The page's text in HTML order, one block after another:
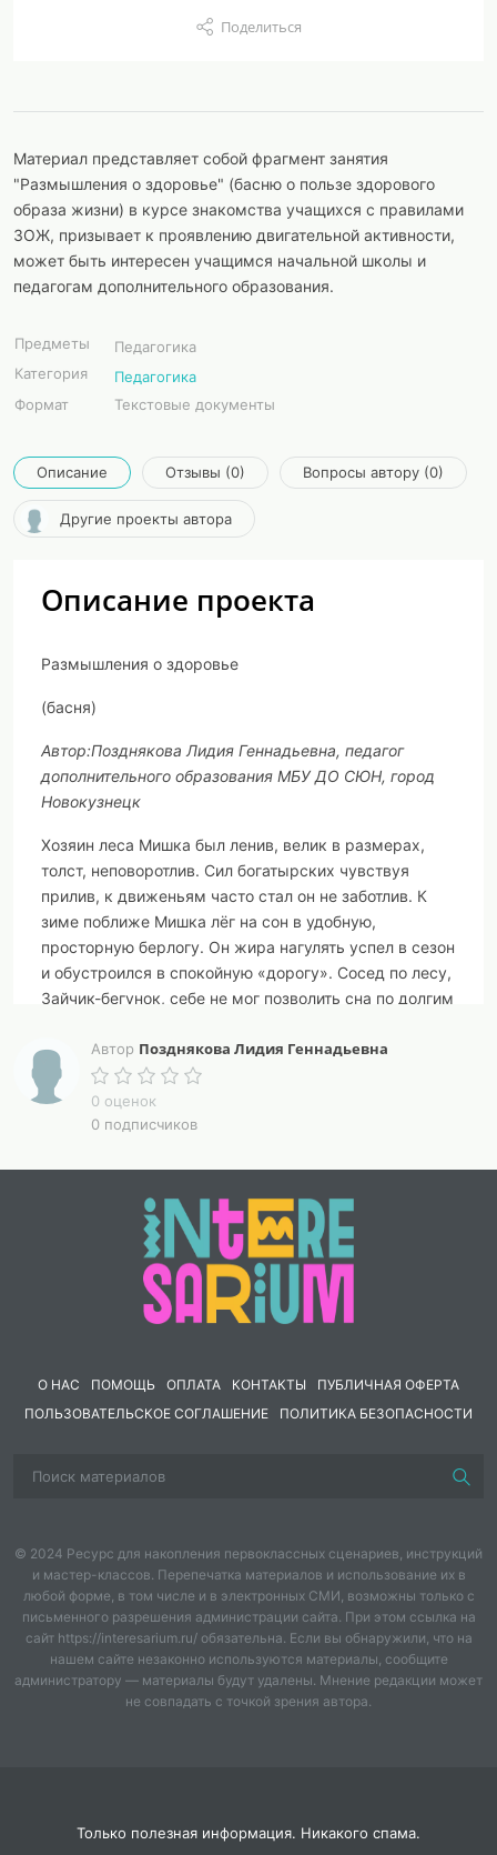
Поделиться
Материал представляет собой фрагмент занятия
"Размышления о здоровье" (басню о пользе здорового
образа жизни) в курсе знакомства учащихся с правилами
ЗОЖ, призывает к проявлению двигательной активности,
может быть интересен учащимся начальной школы и
педагогам дополнительного образования.
Предметы
Педагогика
Категория
Педагогика
Формат
Текстовые документы
Описание Отзывы (0) Вопросы автору (0)
Другие проекты автора
Описание проекта
Размышления о здоровье
(басня)
Автор:Позднякова Лидия Геннадьевна, педагог
дополнительного образования МБУ ДО СЮН, город
Новокузнецк
Хозяин леса Мишка был ленив, велик в размерах,
толст, неповоротлив. Сил богатырских чувствуя
прилив, к движеньям часто стал он не заботлив. К
зиме поближе Мишка лёг на сон в удобную,
просторную берлогу. Он жира нагулять успел в сезон
и обустроился в спокойную «дорогу». Сосед по лесу,
Зайчик-бегунок, себе не мог позволить сна по долгим
опасности, за кормом. Однажды в лес охотники
пришли. Собаки с ними, с опытом, с азартом.
Берлогу Мишки вскорости нашли, да Зайчика погнали
низким стартом. Последний ноги унести успел –
Мораль сей басни нам без слов ясна: Здоровье,
Жизнь – в движенье, в упражненьях! Не то, когда
обрадует весна, её приветствовать – не каждому
Автор Позднякова Лидия Геннадьевна
0 оценок
0 подписчиков
О НАС ПОМОЩЬ ОПЛАТА КОНТАКТЫ
ПУБЛИЧНАЯ ОФЕРТА
ПОЛЬЗОВАТЕЛЬСКОЕ СОГЛАШЕНИЕ
ПОЛИТИКА БЕЗОПАСНОСТИ
© 2024 Ресурс для накопления первоклассных сценариев, инструкций
и мастер-классов. Перепечатка материалов и использование их в
любой форме, в том числе и в электронных СМИ, возможны только с
письменного разрешения администрации сайта. При этом ссылка на
сайт https://interesarium.ru/ обязательна. Если вы обнаружили, что на
нашем сайте незаконно используются материалы, сообщите
администратору — материалы будут удалены. Мнение редакции может
не совпадать с точкой зрения автора.
Только полезная информация. Никакого спама.